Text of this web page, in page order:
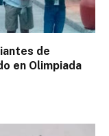
de
en Olimpiada